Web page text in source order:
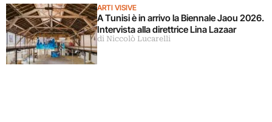
ARTI VISIVE
A Tunisi è in arrivo la Biennale Jaou 2026.
Intervista alla direttrice Lina Lazaar
di Niccolò Lucarelli